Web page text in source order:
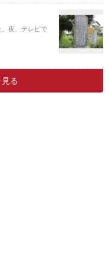
。夜、テレビで
る